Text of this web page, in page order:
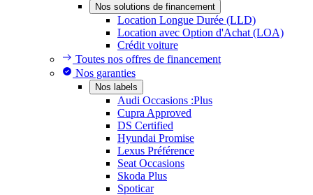
Nos solutions de financement
Location Longue Durée (LLD)
Location avec Option d'Achat (LOA)
Crédit voiture
Toutes nos offres de financement
Nos garanties
Nos labels
Audi Occasions :Plus
Cupra Approved
DS Certified
Hyundai Promise
Lexus Préférence
Seat Occasions
Skoda Plus
Spoticar